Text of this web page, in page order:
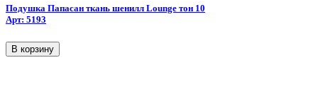
Подушка Папасан ткань шенилл Lounge тон 10
Арт: 5193